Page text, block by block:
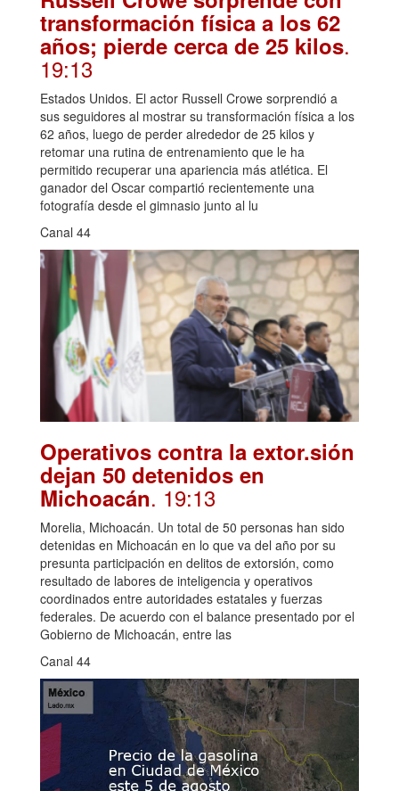
transformación física a los 62
años; pierde cerca de 25 kilos.
19:13
Estados Unidos. El actor Russell Crowe sorprendió a
sus seguidores al mostrar su transformación física a los
62 años, luego de perder alrededor de 25 kilos y
retomar una rutina de entrenamiento que le ha
permitido recuperar una apariencia más atlética. El
ganador del Oscar compartió recientemente una
fotografía desde el gimnasio junto al lu
Canal 44
Operativos contra la extor.sión
dejan 50 detenidos en
Michoacán. 19:13
Morelia, Michoacán. Un total de 50 personas han sido
detenidas en Michoacán en lo que va del año por su
presunta participación en delitos de extorsión, como
resultado de labores de inteligencia y operativos
coordinados entre autoridades estatales y fuerzas
federales. De acuerdo con el balance presentado por el
Gobierno de Michoacán, entre las
Canal 44